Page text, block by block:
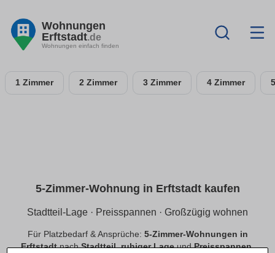
Wohnungen
Erftstadt.de
Wohnungen einfach finden
1 Zimmer 2 Zimmer 3 Zimmer 4 Zimmer
5-Zimmer-Wohnung in Erftstadt kaufen
Stadtteil-Lage · Preisspannen · Großzügig wohnen
Für Platzbedarf & Ansprüche: 5-Zimmer-Wohnungen in
ErftstadtnachStadtteil,ruhiger LageundPreisspannen.